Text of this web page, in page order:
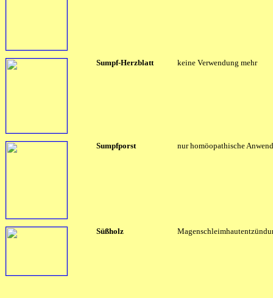
Sumpf-Herzblatt keine Verwendung mehr
Sumpfporst nur homöopathische
Süßholz